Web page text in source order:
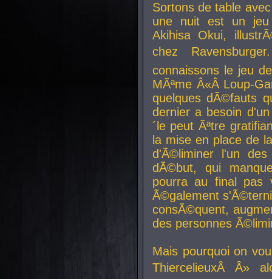
Sortons de table
une nuit est un
Akihisa Okui,
chez
connaissons le jeu
MÃªme Â«Â Loup-
quelques dÃ©fauts
dernier a besoin
´le peut Ãªtre
la mise en place de
d'Ã©liminer l'un
dÃ©but, qui
pourra au final pas
Ã©galement
consÃ©quent,
des personnes
Mais pourquoi on
ThiercelieuxÂ Â»